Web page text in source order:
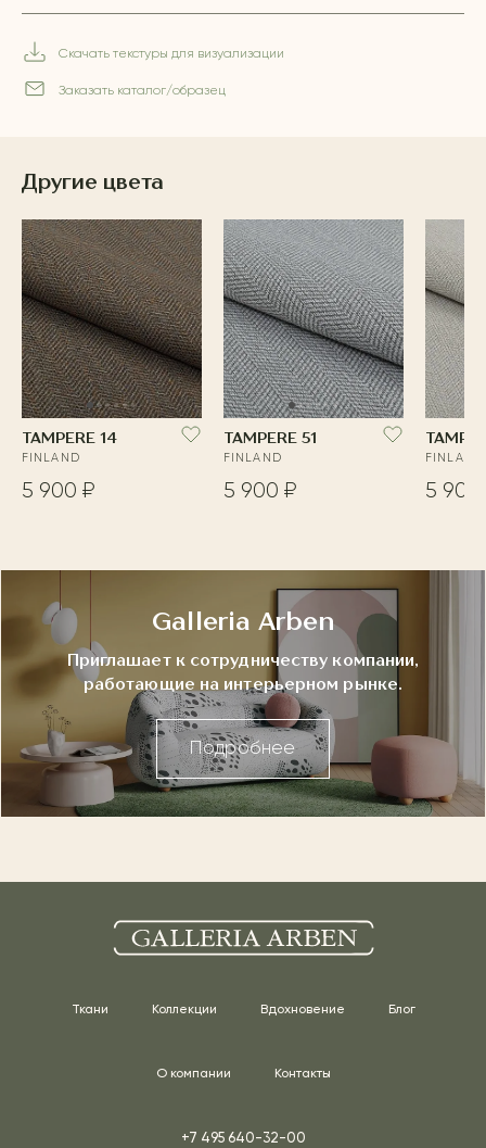
Скачать текстуры для визуализации
Заказать каталог/образец
Другие цвета
TAMPERE 14
FINLAND
5 900 ₽
TAMPERE 51
FINLAND
5 900 ₽
FINLAND
5 900
Galleria Arben
Приглашает к сотрудничеству компании,
работающие на интерьерном рынке.
Подробнее
Ткани Коллекции Вдохновение Блог
О компании Контакты
+7 495 640-32-00